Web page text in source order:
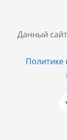
Данный
Политике
+7 (499)
Санкт-
+7 (812)
Барнаул
+7 (961)